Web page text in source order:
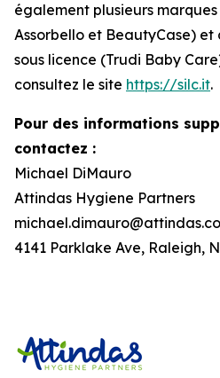
également plusieurs
Assorbello et BeautyCase)
sous licence (Trudi Baby
consultez le site https://silc.it.
Pour des informations
contactez :
Michael DiMauro
Attindas Hygiene Partners
4141 Parklake Ave, Raleigh,